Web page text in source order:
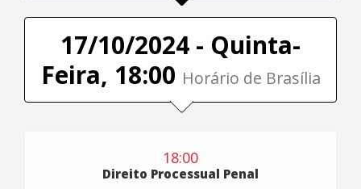
17/10/2024 - Quinta-
Feira, 18:00 Horário de Brasília
18:00
Direito Processual Penal